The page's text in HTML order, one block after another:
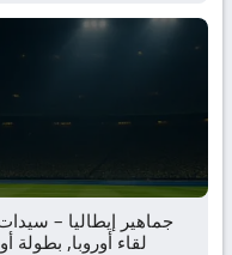
جماهير إيطاليا –
لقاء أوروبا, بطولة